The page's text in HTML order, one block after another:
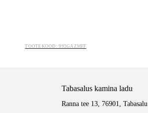
TOOTEKOOD: 992GAZMFF
Tabasalus kamina ladu
Ranna tee 13, 76901, Tabasalu